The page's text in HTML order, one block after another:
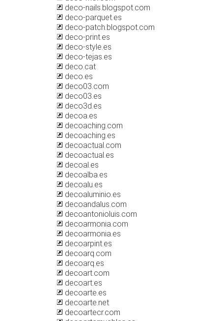
deco-nails.blogspot.com
deco-parquet.es
deco-patch.blogspot.com
deco-print.es
deco-style.es
deco-tejas.es
deco.cat
deco.es
deco03.com
deco03.es
deco3d.es
decoa.es
decoaching.com
decoaching.es
decoactual.com
decoactual.es
decoal.es
decoalba.es
decoalu.es
decoaluminio.es
decoandalus.com
decoantonioluis.com
decoarmonia.com
decoarmonia.es
decoarpint.es
decoarq.com
decoarq.es
decoart.com
decoart.es
decoarte.es
decoarte.net
decoartecr.com